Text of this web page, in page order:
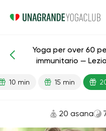
Lezioni pronte Età
Yoga per over 60
immunitario —
10 min 15 min
20 asana